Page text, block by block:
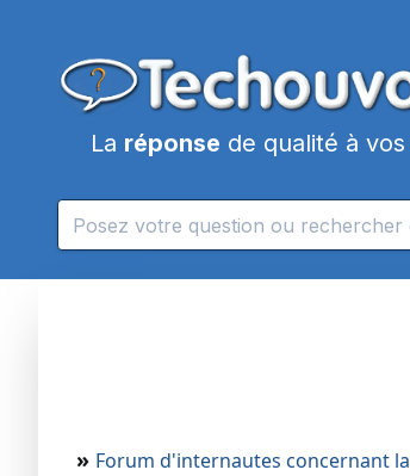
La réponse de qualité à
» Forum d'internautes concernant